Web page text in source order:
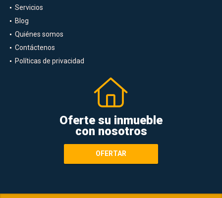
Servicios
Blog
Quiénes somos
Contáctenos
Políticas de privacidad
Oferte su inmueble
con nosotros
OFERTAR